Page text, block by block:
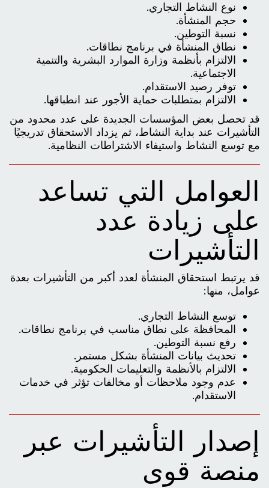
نوع النشاط التجاري.
حجم المنشأة.
نسبة التوطين.
نطاق المنشأة في برنامج نطاقات.
الالتزام بأنظمة وزارة الموارد البشرية والتنمية
الاجتماعية.
توفر رصيد الاستقدام.
الالتزام بمتطلبات حماية الأجور عند انطباقها.
قد تحصل بعض المؤسسات الجديدة على عدد محدود من
التأشيرات عند بداية النشاط، ثم يزداد الاستحقاق تدريجيًا
مع توسع النشاط واستيفاء الاشتراطات النظامية.
العوامل التي تساعد
على زيادة عدد
التأشيرات
قد يرتبط استحقاق المنشأة لعدد أكبر من التأشيرات بعدة
عوامل، منها:
توسع النشاط التجاري.
المحافظة على نطاق مناسب في برنامج نطاقات.
رفع نسبة التوطين.
تحديث بيانات المنشأة بشكل مستمر.
الالتزام بالأنظمة والتعليمات الحكومية.
عدم وجود ملاحظات أو مخالفات تؤثر في خدمات
الاستقدام.
إصدار التأشيرات عبر
منصة قوى